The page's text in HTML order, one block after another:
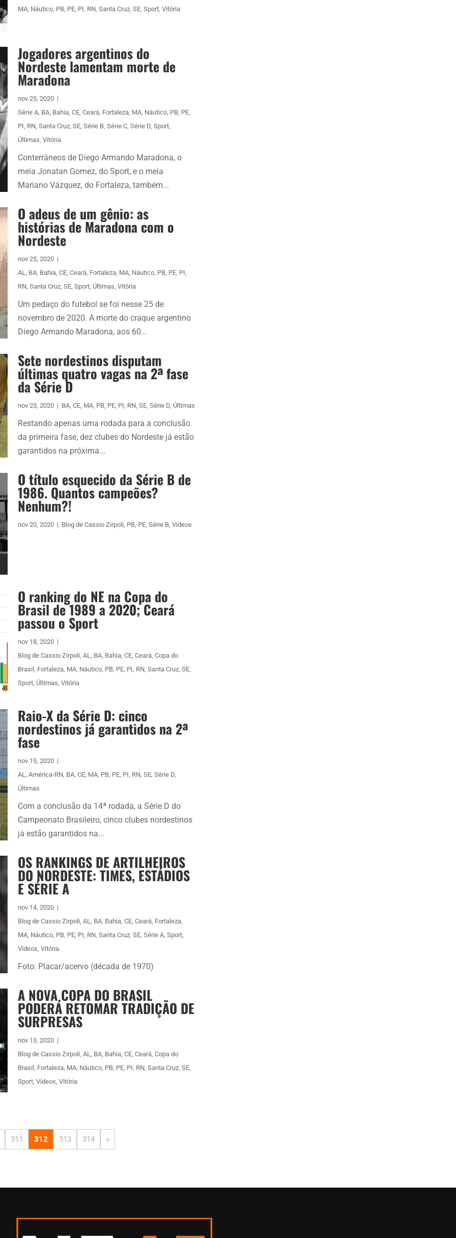
MA, Náutico, PB, PE, PI, RN, Santa Cruz, SE, Sport, Vitória
Jogadores argentinos do
Nordeste lamentam morte de
Maradona
nov 25, 2020 |
Série A, BA, Bahia, CE, Ceará, Fortaleza, MA, Náutico, PB, PE,
PI, RN, Santa Cruz, SE, Série B, Série C, Série D, Sport,
Últimas, Vitória
Conterrâneos de Diego Armando Maradona, o
meia Jonatan Gomez, do Sport, e o meia
Mariano Vázquez, do Fortaleza, também...
O adeus de um gênio: as
histórias de Maradona com o
Nordeste
nov 25, 2020 |
AL, BA, Bahia, CE, Ceará, Fortaleza, MA, Náutico, PB, PE, PI,
RN, Santa Cruz, SE, Sport, Últimas, Vitória
Um pedaço do futebol se foi nesse 25 de
novembro de 2020. A morte do craque argentino
Diego Armando Maradona, aos 60...
Sete nordestinos disputam
últimas quatro vagas na 2ª fase
da Série D
nov 23, 2020 | BA, CE, MA, PB, PE, PI, RN, SE, Série D, Últimas
Restando apenas uma rodada para a conclusão
da primeira fase, dez clubes do Nordeste já estão
garantidos na próxima...
O título esquecido da Série B de
1986. Quantos campeões?
Nenhum?!
nov 20, 2020 | Blog de Cassio Zirpoli, PB, PE, Série B, Vídeos
O ranking do NE na Copa do
Brasil de 1989 a 2020; Ceará
passou o Sport
nov 18, 2020 |
Blog de Cassio Zirpoli, AL, BA, Bahia, CE, Ceará, Copa do
Brasil , Fortaleza, MA, Náutico, PB, PE, PI, RN, Santa Cruz, SE,
Sport, Últimas, Vitória
Raio-X da Série D: cinco
nordestinos já garantidos na 2ª
fase
nov 15, 2020 |
AL, América-RN, BA, CE, MA, PB, PE, PI, RN, SE, Série D,
Últimas
Com a conclusão da 14ª rodada, a Série D do
Campeonato Brasileiro, cinco clubes nordestinos
já estão garantidos na...
OS RANKINGS DE ARTILHEIROS
DO NORDESTE: TIMES, ESTÁDIOS
E SÉRIE A
nov 14, 2020 |
Blog de Cassio Zirpoli, AL, BA, Bahia, CE, Ceará, Fortaleza,
MA, Náutico, PB, PE, PI, RN, Santa Cruz, SE, Série A, Sport,
Vídeos, Vitória
Foto: Placar/acervo (década de 1970)
A NOVA COPA DO BRASIL
PODERÁ RETOMAR TRADIÇÃO DE
SURPRESAS
nov 13, 2020 |
Blog de Cassio Zirpoli, AL, BA, Bahia, CE, Ceará, Copa do
Brasil , Fortaleza, MA, Náutico, PB, PE, PI, RN, Santa Cruz, SE,
Sport, Vídeos, Vitória
311 312 313 314 »